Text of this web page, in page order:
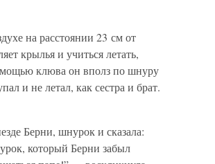
на расстоянии 23 см от
крылья и учиться летать,
клюва он вполз по шнуру
и не летал, как сестра и брат.
Берни, шнурок и сказала:
который Берни забыл